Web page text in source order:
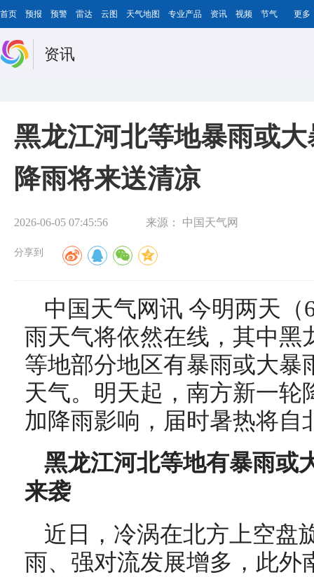
首页 预报 预警 雷达 云图 天气地图 专业产品 资讯 视频 节气 更多
资讯
黑龙江河北等地暴雨或
降雨将来送清凉
2026-06-05 07:45:56 来源： 中国天气网
分享到
中国天气网讯 今明两天（
雨天气将依然在线，其中黑
等地部分地区有暴雨或大暴
天气。明天起，南方新一轮
加降雨影响，届时暑热将自
黑龙江河北等地有暴雨或
来袭
近日，冷涡在北方上空盘
雨、强对流发展增多，此外